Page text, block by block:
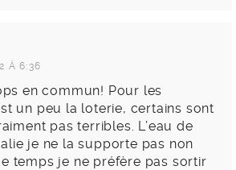
À 6:36
en commun! Pour les
un peu la loterie, certains sont
pas terribles. L’eau de
je ne la supporte pas non
temps je ne préfère pas sortir